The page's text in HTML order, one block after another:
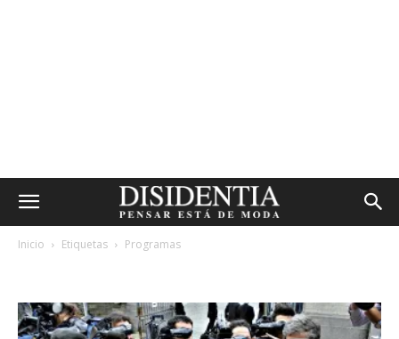
Inicio Etiquetas Programas